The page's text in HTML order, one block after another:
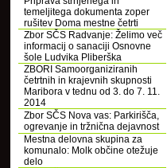
temeljitega dokumenta zoper
rušitev Doma mestne četrti
Zbor SČS Radvanje: Želimo več
informacij o sanaciji Osnovne
šole Ludvika Pliberška
ZBORI Samoorganiziranih
četrtnih in krajevnih skupnosti
Maribora v tednu od 3. do 7. 11.
2014
Zbor SČS Nova vas: Parkirišča,
ogrevanje in tržnična dejavnost
Mestna delovna skupina za
komunalo: Molk občine otežuje
delo